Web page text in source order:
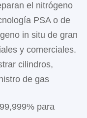
el nitrógeno
PSA o de
in situ de gran
y comerciales.
cilindros,
de gas
para